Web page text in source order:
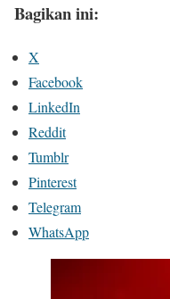
Bagikan ini:
X
Facebook
LinkedIn
Reddit
Tumblr
Pinterest
Telegram
WhatsApp